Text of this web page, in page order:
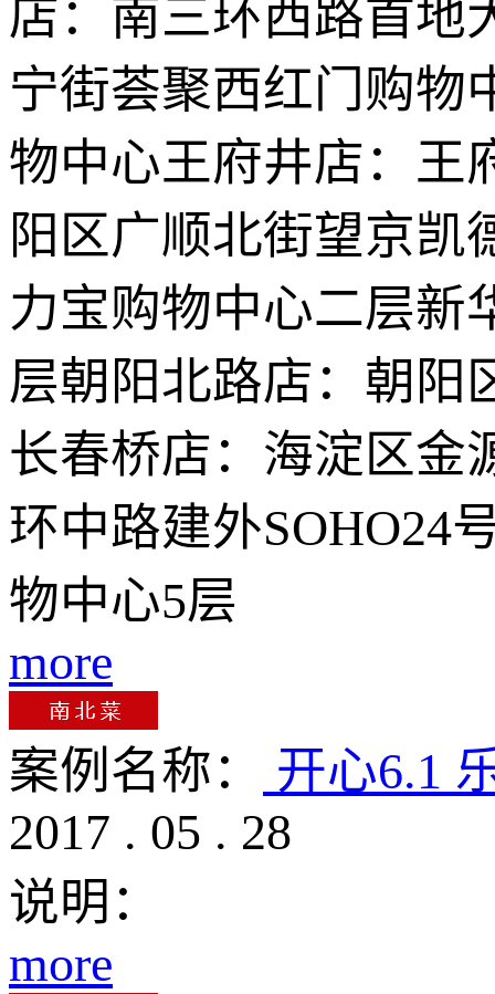
店：南三环西路首地
宁街荟聚西红门购物
物中心王府井店：王
阳区广顺北街望京
力宝购物中心二层新
层朝阳北路店：朝阳
长春桥店：海淀区金
环中路建外SOHO24
物中心5层
more
案例名称：
开心6.1
2017 . 05 . 28
说明：
more